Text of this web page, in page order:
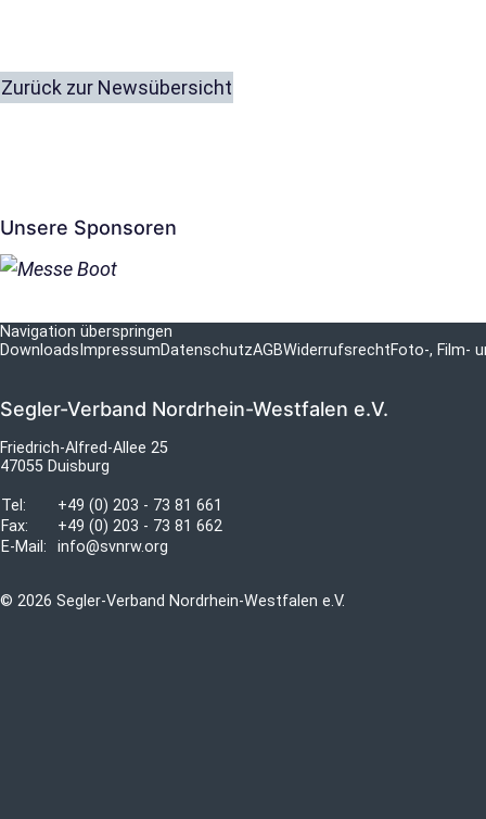
Zurück zur Newsübersicht
Unsere Sponsoren
Navigation überspringen
Downloads ImpressumDatenschutzAGBWiderrufsrechtFoto-, Film-
Segler-Verband Nordrhein-Westfalen e.V.
Friedrich-Alfred-Allee 25
47055 Duisburg
Tel:
+49 (0) 203 - 73 81 661
Fax:
+49 (0) 203 - 73 81 662
E-Mail:
info@svnrw.org
© 2026 Segler-Verband Nordrhein-Westfalen e.V.